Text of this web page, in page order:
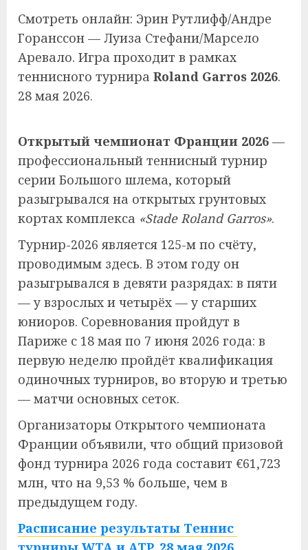
Смотреть онлайн: Эрин Рутлифф/Андре
Горанссон — Луиза Стефани/Марсело
Аревало. Игра проходит в рамках
теннисного турнира Roland Garros 2026.
28 мая 2026.
Открытый чемпионат Франции 2026 —
профессиональный теннисный турнир
серии Большого шлема, который
разыгрывался на открытых грунтовых
кортах комплекса «Stade Roland Garros».
Турнир-2026 является 125-м по счёту,
проводимым здесь. В этом году он
разыгрывался в девяти разрядах: в пяти
— у взрослых и четырёх — у старших
юниоров. Соревнования пройдут в
Париже с 18 мая по 7 июня 2026 года: в
первую неделю пройдёт квалификация
одиночных турниров, во вторую и третью
— матчи основных сеток.
Организаторы Открытого чемпионата
Франции объявили, что общий призовой
фонд турнира 2026 года составит €61,723
млн, что на 9,53 % больше, чем в
предыдущем году.
Расписание результаты Теннис